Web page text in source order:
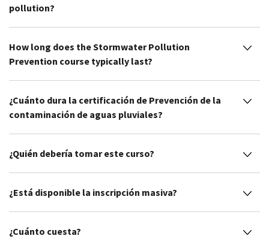
pollution?
How long does the Stormwater Pollution
Prevention course typically last?
¿Cuánto dura la certificación de Prevención de la
contaminación de aguas pluviales?
¿Quién debería tomar este curso?
¿Está disponible la inscripción masiva?
¿Cuánto cuesta?